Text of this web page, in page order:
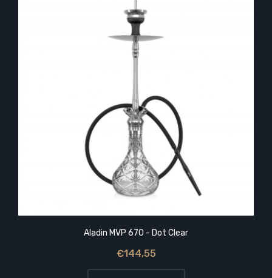
Aladin MVP 670 - Dot Clear
€144,55